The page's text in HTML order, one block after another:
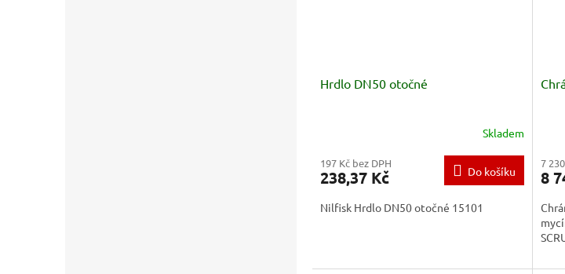
Hrdlo DN50 otočné
Skladem
197 Kč bez DPH
238,37 Kč Do košíku
Nilfisk Hrdlo DN50 otočné 15101
7
8